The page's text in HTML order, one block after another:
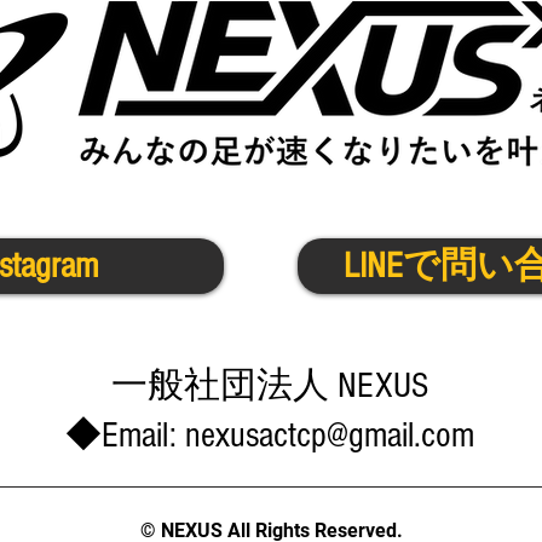
LINEで問い
​一般社団法人 NEXUS
◆Email: nexusactcp@gmail.com
© NEXUS All Rights Reserved.